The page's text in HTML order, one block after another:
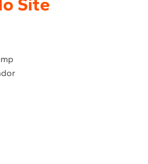
Atendimento Brastemp
Site